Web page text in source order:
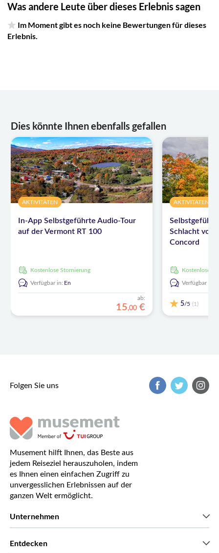
Navigation. Bitte verwenden Sie ein iPhone mit iOS 15
oder höher, ein Android-Gerät mit Android 9 oder
höher oder ein iPad/Tablet mit GPS und
Mobilfunkanschluss
Was andere Leute über dieses Erlebnis sagen
Im Moment gibt es noch keine Bewertungen für dieses
Erlebnis.
Dies könnte Ihnen ebenfalls gefallen
AKTIVITÄTEN
In-App Selbstgeführte Audio-Tour
auf der Vermont RT 100
kostenlose Stornierung
Verfügbar in: En
ab:
15,00 €
AKTIVITÄTEN
Schlacht von
Concord
kostenlose
Verfügbar in:
5/5 (1)
Folgen Sie uns
Musement hilft Ihnen, das Beste aus
jedem Reiseziel herauszuholen, indem
es Ihnen einen einfachen Zugriff zu
unvergesslichen Erlebnissen auf der
ganzen Welt ermöglicht.
Unternehmen
Entdecken